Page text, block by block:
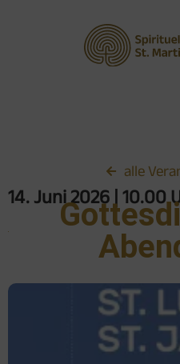
alle
14. Juni 2026 | 10.00